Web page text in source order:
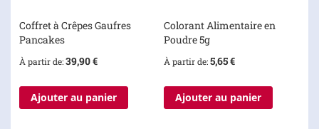
Coffret à Crêpes Gaufres
Pancakes
À partir de 39,90 €
Ajouter au panier
Colorant Alimentaire en
Poudre 5g
À partir de 5,65 €
Ajouter au panier